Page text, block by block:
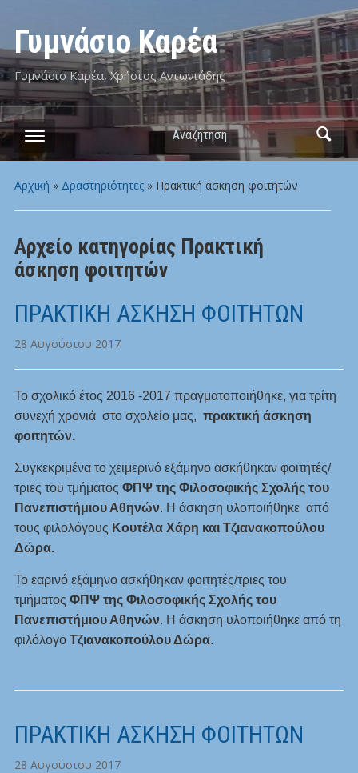
Γυμνάσιο Καρέα
Γυμνάσιο Καρέα, Χρήστος Αντωνιάδης
Αναζήτηση
Αρχική » Δραστηριότητες» Πρακτική άσκηση φοιτητών
Αρχείο κατηγορίας Πρακτική
άσκηση φοιτητών
ΠΡΑΚΤΙΚΗ ΑΣΚΗΣΗ ΦΟΙΤΗΤΩΝ
28 Αυγούστου 2017
Το σχολικό έτος 2016 -2017 πραγματοποιήθηκε, για τρίτη
συνεχή χρονιά στο σχολείο μας, πρακτική άσκηση
φοιτητών.
Συγκεκριμένα το χειμερινό εξάμηνο ασκήθηκαν φοιτητές/
τριες του τμήματος ΦΠΨ της Φιλοσοφικής Σχολής του
Πανεπιστήμιου Αθηνών. Η άσκηση υλοποιήθηκε από
τους φιλολόγους Κουτέλα Χάρη και Τζιανακοπούλου
Δώρα.
Το εαρινό εξάμηνο ασκήθηκαν φοιτητές/τριες του
τμήματος ΦΠΨ της Φιλοσοφικής Σχολής του
Πανεπιστήμιου Αθηνών. Η άσκηση υλοποιήθηκε από τη
φιλόλογο Τζιανακοπούλου Δώρα.
ΠΡΑΚΤΙΚΗ ΑΣΚΗΣΗ ΦΟΙΤΗΤΩΝ
28 Αυγούστου 2017